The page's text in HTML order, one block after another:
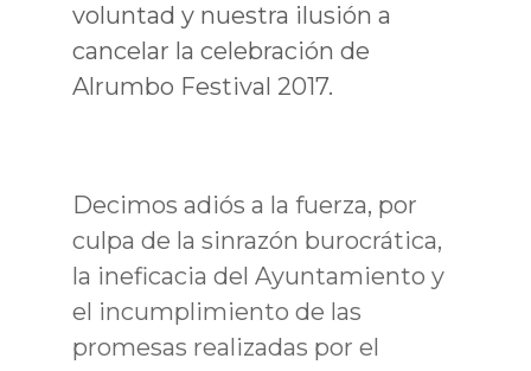
voluntad y nuestra ilusión a
cancelar la celebración de
Alrumbo Festival 2017.
Decimos adiós a la fuerza, por
culpa de la sinrazón burocrática,
la ineficacia del Ayuntamiento y
el incumplimiento de las
promesas realizadas por el